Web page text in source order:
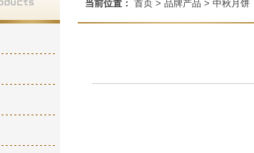
当前位置： 首页 > 品牌产品 > 中秋月饼